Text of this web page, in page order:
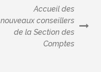
Accueil des
nouveaux conseillers
de la Section des
Comptes